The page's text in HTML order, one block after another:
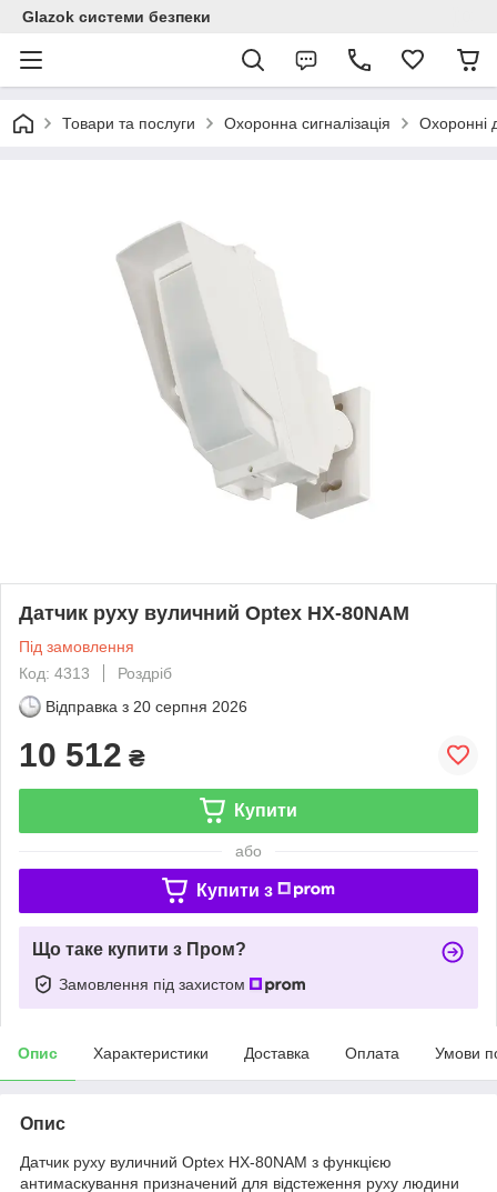
Glazok системи безпеки
Товари та послуги Охоронна сигналізація Охоронні
Датчик руху вуличний Optex HX-80NAM
Під замовлення
Код: 4313
Роздріб
Відправка з 20 серпня 2026
10 512 ₴
Купити
або
Купити з
Що таке купити з Пром?
Замовлення під захистом
Опис Характеристики Доставка Оплата Умови
Опис
Датчик руху вуличний Optex HX-80NAM з функцією
антимаскування призначений для відстеження руху людини